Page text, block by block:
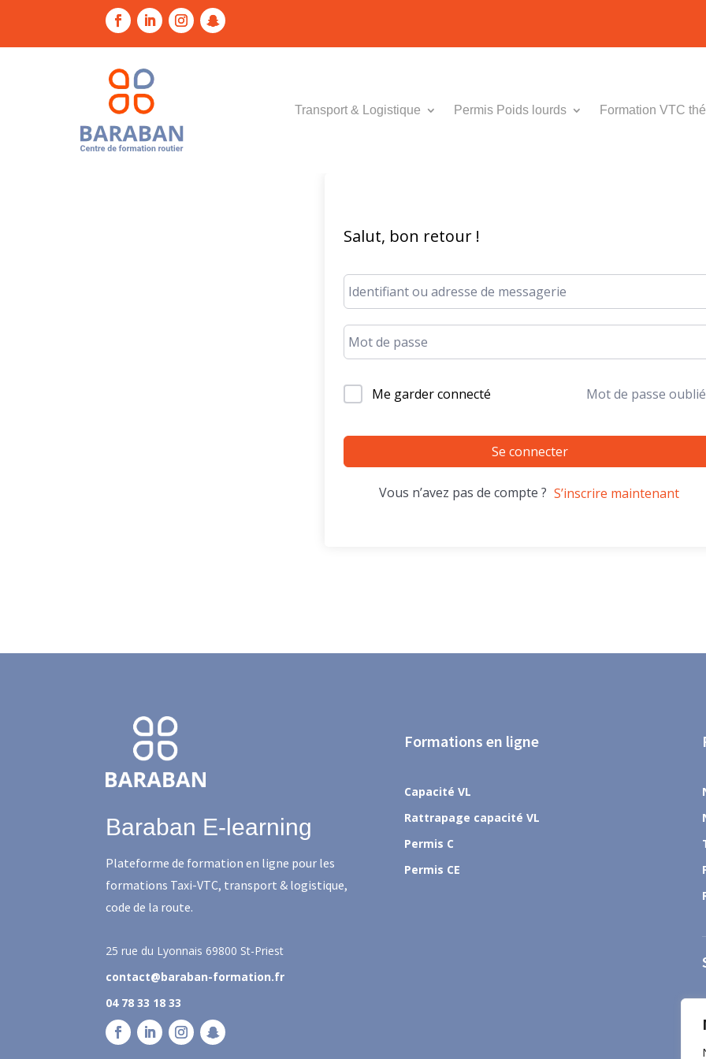
Transport & Logistique Permis Poids lourds Formation VTC
Salut, bon retour !
Me garder connecté Mot de passe
Se connecter
Vous n’avez pas de compte ? S’inscrire maintenant
Baraban E-learning
Plateforme de formation en ligne pour les
formations Taxi-VTC, transport & logistique,
code de la route.
25 rue du Lyonnais 69800 St-Priest
contact@baraban-formation.fr
04 78 33 18 33
Formations en ligne
Capacité VL
Rattrapage capacité VL
Permis C
Permis CE